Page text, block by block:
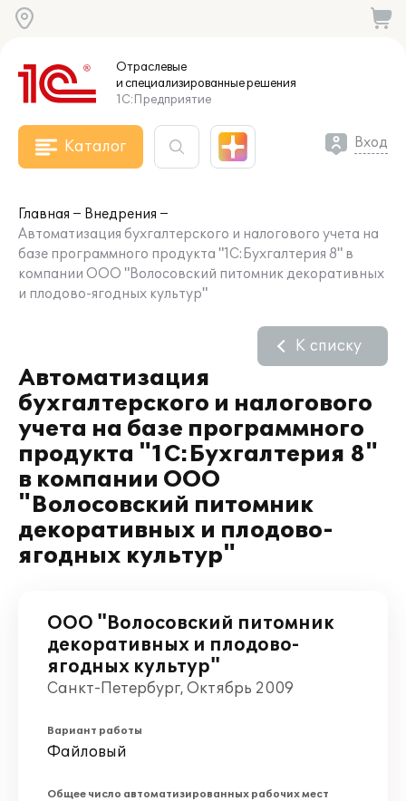
Отраслевые
и специализированныерешения
1С:Предприятие
Каталог Вход
Главная
Внедрения
Автоматизация бухгалтерского и налогового учета на
базе программного продукта "1С:Бухгалтерия 8" в
компании ООО "Волосовский питомник декоративных
и плодово-ягодных культур"
Автоматизация
бухгалтерского и налогового
учета на базе программного
продукта "1С:Бухгалтерия 8"
в компании ООО
"Волосовский питомник
декоративных и плодово-
ягодных культур"
К списку
ООО "Волосовский питомник
декоративных и плодово-
ягодных культур"
Санкт-Петербург, Октябрь 2009
Вариант работы
Файловый
Общее число автоматизированных рабочих мест